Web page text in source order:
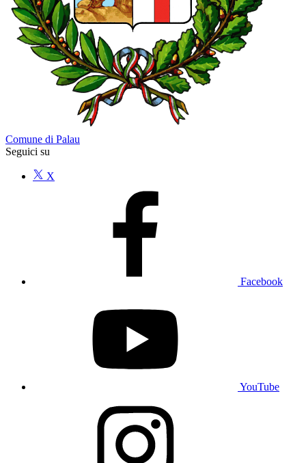
Comune di Palau
Seguici su
X
Facebook
YouTube